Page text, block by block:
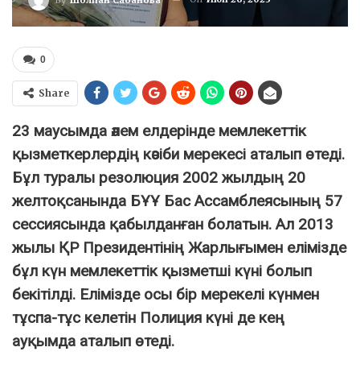
0
Share
23 маусымда әлем елдерінде мемлекеттік
қызметкерлердің кәсіби мерекесі аталып өтеді.
Бұл туралы резолюция 2002 жылдың 20
желтоқсанында БҰҰ Бас Ассамблеясының 57
сессиясында қабылданған болатын. Ал 2013
жылы ҚР Президентінің Жарлығымен елімізде
бұл күн мемлекеттік қызметші күні болып
бекітілді. Елімізде осы бір мерекелі күнмен
тұспа-тұс келетін Полиция күні де кең
ауқымда аталып өтеді.